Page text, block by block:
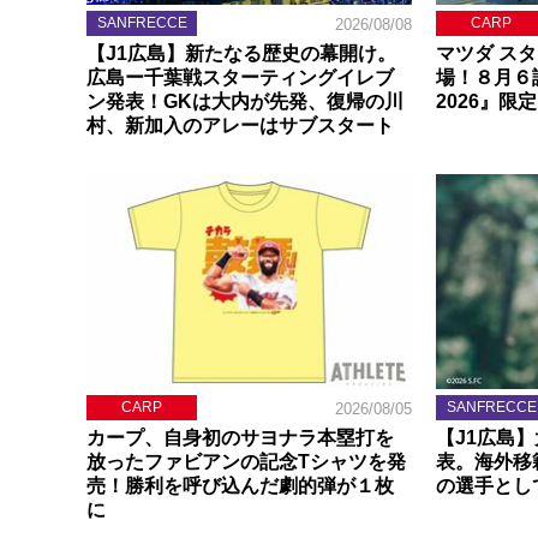
SANFRECCE 2026/08/08
【J1広島】新たなる歴史の幕開け。
広島ー千葉戦スターティングイレブ
ン発表！GKは大内が先発、復帰の川
村、新加入のアレーはサブスタート
CARP
マツダ ス
場！８月６
2026』限
CARP 2026/08/05
カープ、自身初のサヨナラ本塁打を
放ったファビアンの記念Tシャツを発
売！勝利を呼び込んだ劇的弾が１枚
に
SANFRECCE
【J1広島
表。海外移
の選手とし